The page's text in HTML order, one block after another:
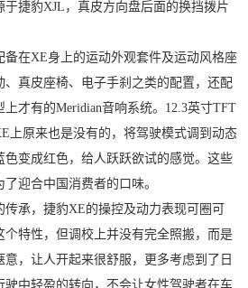
捷豹XJL，真皮方向盘后面的换挡拨片
备在XE身上的运动外观套件及运动风格座
真皮座椅、电子手刹之类的配置，还配
才有的Meridian音响系统。12.3英寸TFT
上原来也是没有的，将驾驶模式调到动态
变成红色，给人跃跃欲试的感觉。这些
迎合中国消费者的口味。
承，捷豹XE的操控及动力表现可圈可
特性，但调校上并没有完全照搬，而是
，让人开起来很舒服，更多考虑到了日
驶中轻盈的转向，不会让女性驾驶者在车